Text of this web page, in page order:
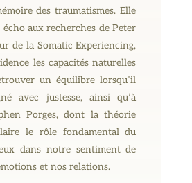
des traumatismes. Elle
aux recherches de Peter
de la Somatic Experiencing,
les capacités naturelles
un équilibre lorsqu’il
avec justesse, ainsi qu’à
Porges, dont la théorie
le rôle fondamental du
dans notre sentiment de
et nos relations.